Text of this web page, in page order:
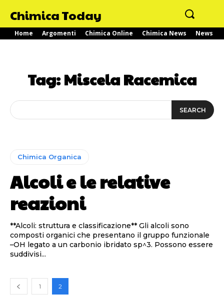
Chimica Today
Home Argomenti Chimica Online Chimica News News
Tag:Miscela Racemica
SEARCH
Chimica Organica
Alcoli e le relative
reazioni
**Alcoli: struttura e classificazione** Gli alcoli sono
composti organici che presentano il gruppo funzionale
–OH legato a un carbonio ibridato sp^3. Possono essere
suddivisi...
1 2